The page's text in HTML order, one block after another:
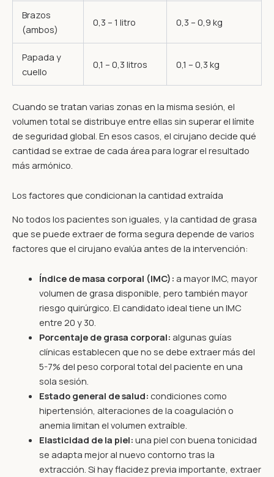
Brazos
(ambos)
0,3 – 1 litro 0,3 – 0,9 kg
Papada y
cuello
0,1 – 0,3 litros 0,1 – 0,3 kg
Cuando se tratan varias zonas en la misma sesión, el
volumen total se distribuye entre ellas sin superar el límite
de seguridad global. En esos casos, el cirujano decide qué
cantidad se extrae de cada área para lograr el resultado
más armónico.
Los factores que condicionan la cantidad extraída
No todos los pacientes son iguales, y la cantidad de grasa
que se puede extraer de forma segura depende de varios
factores que el cirujano evalúa antes de la intervención:
Índice de masa corporal (IMC): a mayor IMC, mayor
volumen de grasa disponible, pero también mayor
riesgo quirúrgico. El candidato ideal tiene un IMC
entre 20 y 30.
Porcentaje de grasa corporal: algunas guías
clínicas establecen que no se debe extraer más del
5-7% del peso corporal total del paciente en una
sola sesión.
Estado general de salud: condiciones como
hipertensión, alteraciones de la coagulación o
anemia limitan el volumen extraíble.
Elasticidad de la piel: una piel con buena tonicidad
se adapta mejor al nuevo contorno tras la
extracción. Si hay flacidez previa importante, extraer